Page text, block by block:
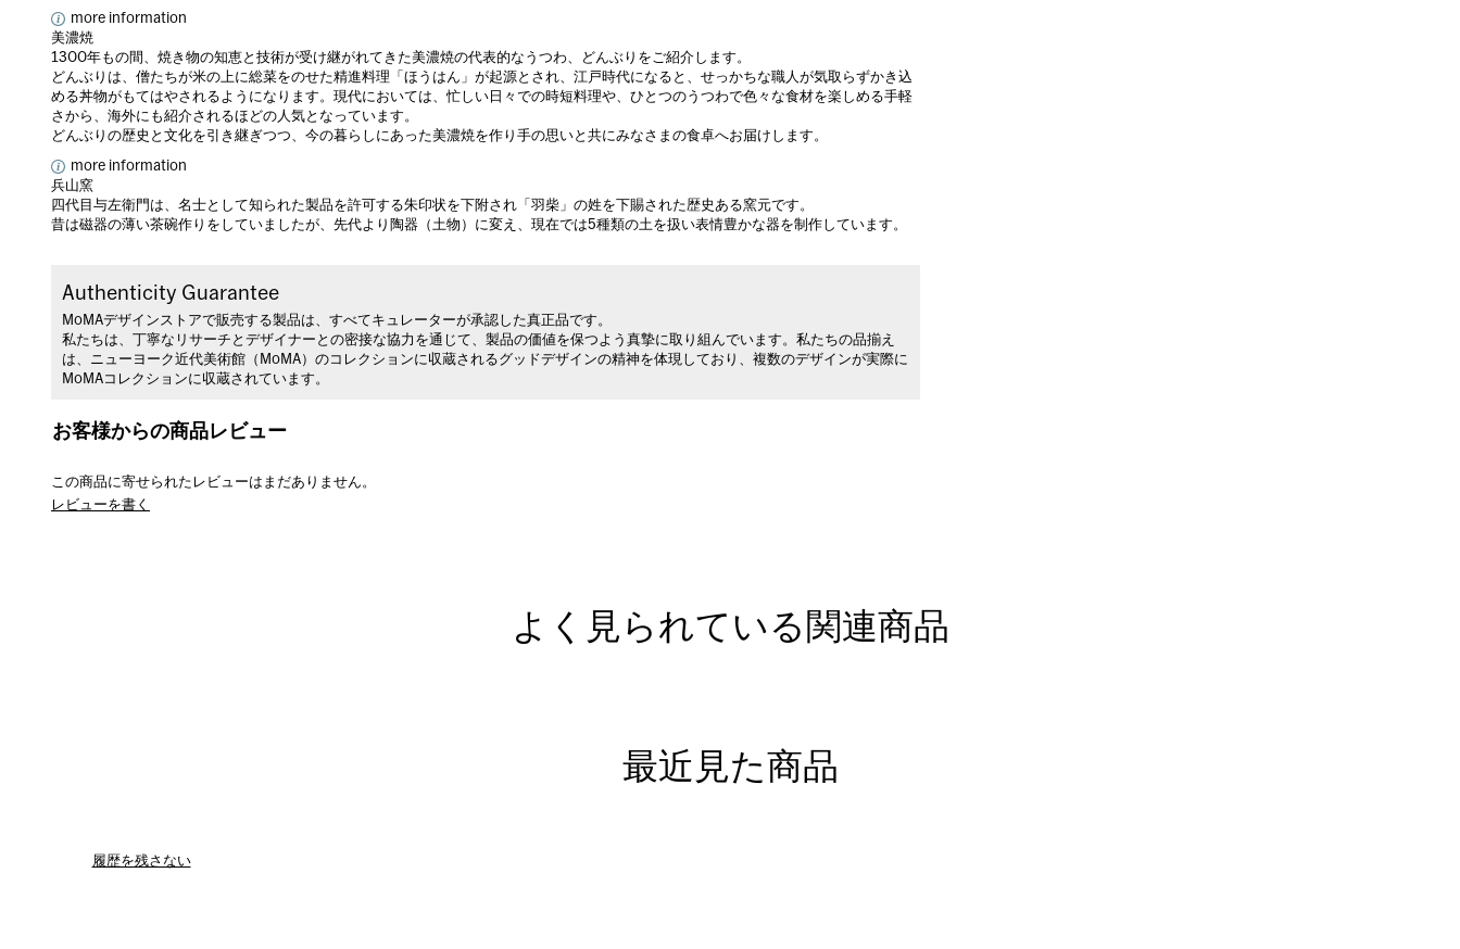
more information
美濃焼
1300年もの間、焼き物の知恵と技術が受け継がれてきた美濃焼の代表的なうつわ、どんぶりをご紹介します。
どんぶりは、僧たちが米の上に総菜をのせた精進料理「ほうはん」が起源とされ、江戸時代になると、せっかちな職人が気取らずかき込
める丼物がもてはやされるようになります。現代においては、忙しい日々での時短料理や、ひとつのうつわで色々な食材を楽しめる手軽
さから、海外にも紹介されるほどの人気となっています。
どんぶりの歴史と文化を引き継ぎつつ、今の暮らしにあった美濃焼を作り手の思いと共にみなさまの食卓へお届けします。
more information
兵山窯
四代目与左衛門は、名士として知られた製品を許可する朱印状を下附され「羽柴」の姓を下賜された歴史ある窯元です。
昔は磁器の薄い茶碗作りをしていましたが、先代より陶器（土物）に変え、現在では5種類の土を扱い表情豊かな器を制作しています。
Authenticity Guarantee
MoMAデザインストアで販売する製品は、すべてキュレーターが承認した真正品です。
私たちは、丁寧なリサーチとデザイナーとの密接な協力を通じて、製品の価値を保つよう真摯に取り組んでいます。私たちの品揃え
は、ニューヨーク近代美術館（MoMA）のコレクションに収蔵されるグッドデザインの精神を体現しており、複数のデザインが実際に
MoMAコレクションに収蔵されています。
お客様からの商品レビュー
この商品に寄せられたレビューはまだありません。
レビューを書く
よく見られている関連商品
最近見た商品
履歴を残さない